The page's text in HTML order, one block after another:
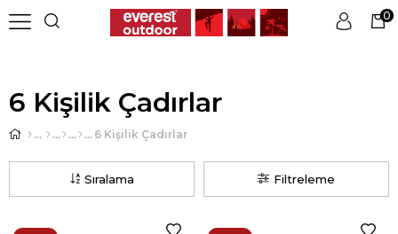
0
6 Kişilik Çadırlar
6 Kişilik Çadırlar
Filtreleme
Sıralama